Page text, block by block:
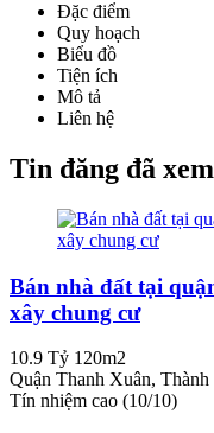
Đặc điểm
Quy hoạch
Biểu đồ
Tiện ích
Mô tả
Liên hệ
Tin đăng đã xem
Bán nhà đất tại
xây chung cư
10.9 Tỷ 120m2
Quận Thanh Xuân,
Tín nhiệm cao (10/10)